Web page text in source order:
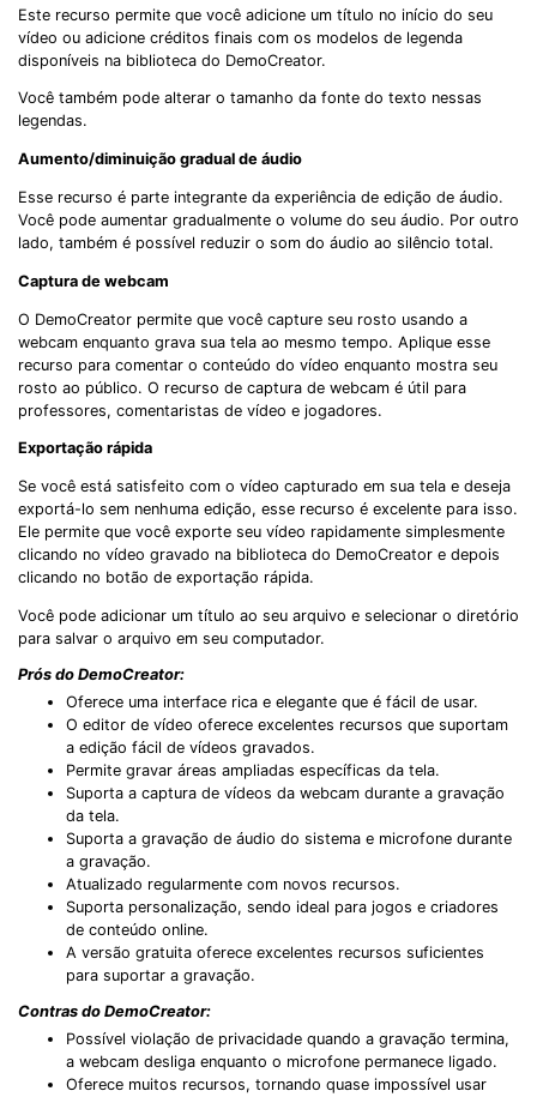
Este recurso permite que você adicione um título no início do seu
vídeo ou adicione créditos finais com os modelos de legenda
disponíveis na biblioteca do DemoCreator.
Você também pode alterar o tamanho da fonte do texto nessas
legendas.
Aumento/diminuição gradual de áudio
Esse recurso é parte integrante da experiência de edição de áudio.
Você pode aumentar gradualmente o volume do seu áudio. Por outro
lado, também é possível reduzir o som do áudio ao silêncio total.
Captura de webcam
O DemoCreator permite que você capture seu rosto usando a
webcam enquanto grava sua tela ao mesmo tempo. Aplique esse
recurso para comentar o conteúdo do vídeo enquanto mostra seu
rosto ao público. O recurso de captura de webcam é útil para
professores, comentaristas de vídeo e jogadores.
Exportação rápida
Se você está satisfeito com o vídeo capturado em sua tela e deseja
exportá-lo sem nenhuma edição, esse recurso é excelente para isso.
Ele permite que você exporte seu vídeo rapidamente simplesmente
clicando no vídeo gravado na biblioteca do DemoCreator e depois
clicando no botão de exportação rápida.
Você pode adicionar um título ao seu arquivo e selecionar o diretório
para salvar o arquivo em seu computador.
Prós do DemoCreator:
Oferece uma interface rica e elegante que é fácil de usar.
O editor de vídeo oferece excelentes recursos que suportam
a edição fácil de vídeos gravados.
Permite gravar áreas ampliadas específicas da tela.
Suporta a captura de vídeos da webcam durante a gravação
da tela.
Suporta a gravação de áudio do sistema e microfone durante
a gravação.
Atualizado regularmente com novos recursos.
Suporta personalização, sendo ideal para jogos e criadores
de conteúdo online.
A versão gratuita oferece excelentes recursos suficientes
para suportar a gravação.
Contras do DemoCreator:
Possível violação de privacidade quando a gravação termina,
a webcam desliga enquanto o microfone permanece ligado.
Oferece muitos recursos, tornando quase impossível usar